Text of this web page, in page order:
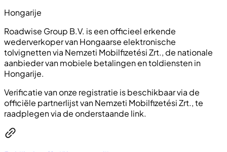
Hongarije
Roadwise Group B.V. is een officieel erkende
wederverkoper van Hongaarse elektronische
tolvignetten via Nemzeti Mobilfizetési Zrt., de nationale
aanbieder van mobiele betalingen en toldiensten in
Hongarije.
Verificatie van onze registratie is beschikbaar via de
officiële partnerlijst van Nemzeti Mobilfizetési Zrt., te
raadplegen via de onderstaande link.